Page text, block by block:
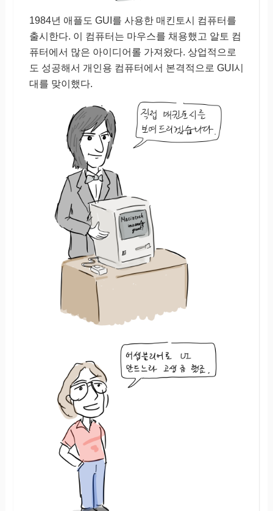
1984년 애플도 GUI를 사용한 매킨토시 컴퓨터를
출시한다. 이 컴퓨터는 마우스를 채용했고 알토 컴
퓨터에서 많은 아이디어롤 가져왔다. 상업적으로
도 성공해서 개인용 컴퓨터에서 본격적으로 GUI시
대를 맞이했다.